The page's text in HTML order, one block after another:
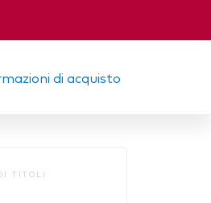
di acquisto
TITOLI